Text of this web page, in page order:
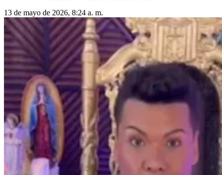
13 de mayo de 2026, 8:24 a. m.